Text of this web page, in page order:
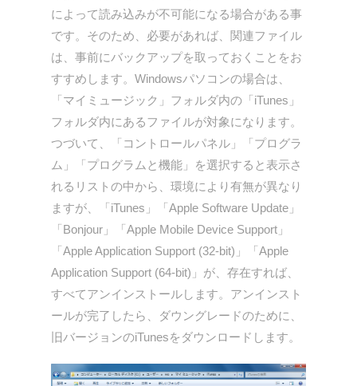
によって読み込みが不可能になる場合がある事
です。そのため、必要があれば、関連ファイル
は、事前にバックアップを取っておくことをお
すすめします。Windowsパソコンの場合は、
「マイミュージック」フォルダ内の「iTunes」
フォルダ内にあるファイルが対象になります。
つづいて、「コントロールパネル」「プログラ
ム」「プログラムと機能」を選択すると表示さ
れるリストの中から、環境により有無が異なり
ますが、「iTunes」「Apple Software Update」
「Bonjour」「Apple Mobile Device Support」
「Apple Application Support (32-bit)」「Apple
Application Support (64-bit)」が、存在すれば、
すべてアンインストールします。アンインスト
ールが完了したら、ダウングレードのために、
旧バージョンのiTunesをダウンロードします。